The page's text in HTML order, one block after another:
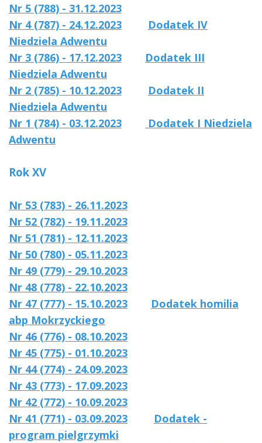
Nr 5 (788) - 31.12.2023
Nr 4 (787) - 24.12.2023
Dodatek IV
Niedziela Adwentu
Nr 3 (786) - 17.12.2023
Dodatek III
Niedziela Adwentu
Nr 2 (785) - 10.12.2023
Dodatek II
Niedziela Adwentu
Nr 1 (784) - 03.12.2023
Dodatek I Niedziela
Adwentu
Rok XV
Nr 53 (783) - 26.11.2023
Nr 52 (782) - 19.11.2023
Nr 51 (781) - 12.11.2023
Nr 50 (780) - 05.11.2023
Nr 49 (779) - 29.10.2023
Nr 48 (778) - 22.10.2023
Nr 47 (777) - 15.10.2023
Dodatek homilia
abp Mokrzyckiego
Nr 46 (776) - 08.10.2023
Nr 45 (775) - 01.10.2023
Nr 44 (774) - 24.09.2023
Nr 43 (773) - 17.09.2023
Nr 42 (772) - 10.09.2023
Nr 41 (771) - 03.09.2023
Dodatek -
program pielgrzymki